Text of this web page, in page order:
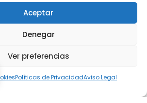
Aceptar
Denegar
Ver preferencias
Políticas de PrivacidadAviso Legal